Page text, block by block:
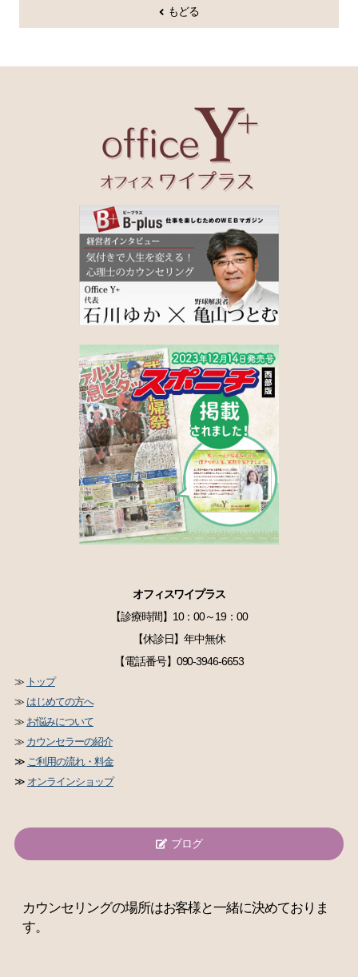
もどる
オフィスワイプラス
【診療時間】10：00～19：00
【休診日】年中無休
【電話番号】090-3946-6653
≫
トップ
≫ はじめての方へ
≫ お悩みについて
≫ カウンセラーの紹介
≫ ご利用の流れ・料金
≫ オンラインショップ
ブログ
カウンセリングの場所はお客様と一緒に決めておりま
す。